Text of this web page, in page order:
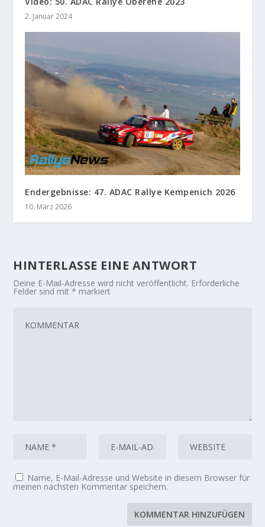
2. Januar 2024
Endergebnisse: 47. ADAC Rallye Kempenich 2026
10. März 2026
HINTERLASSE EINE ANTWORT
Deine E-Mail-Adresse wird nicht veröffentlicht. Erforderliche
Felder sind mit* markiert
Name, E-Mail-Adresse und Website in diesem Browser für
meinen nächsten Kommentar speichern.